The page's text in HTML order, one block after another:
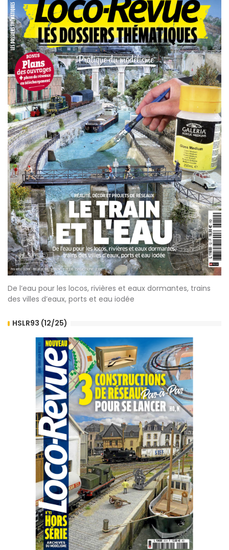
De l’eau pour les locos, rivières et eaux dormantes, trains
des villes d’eaux, ports et eau iodée
HSLR93 (12/25)